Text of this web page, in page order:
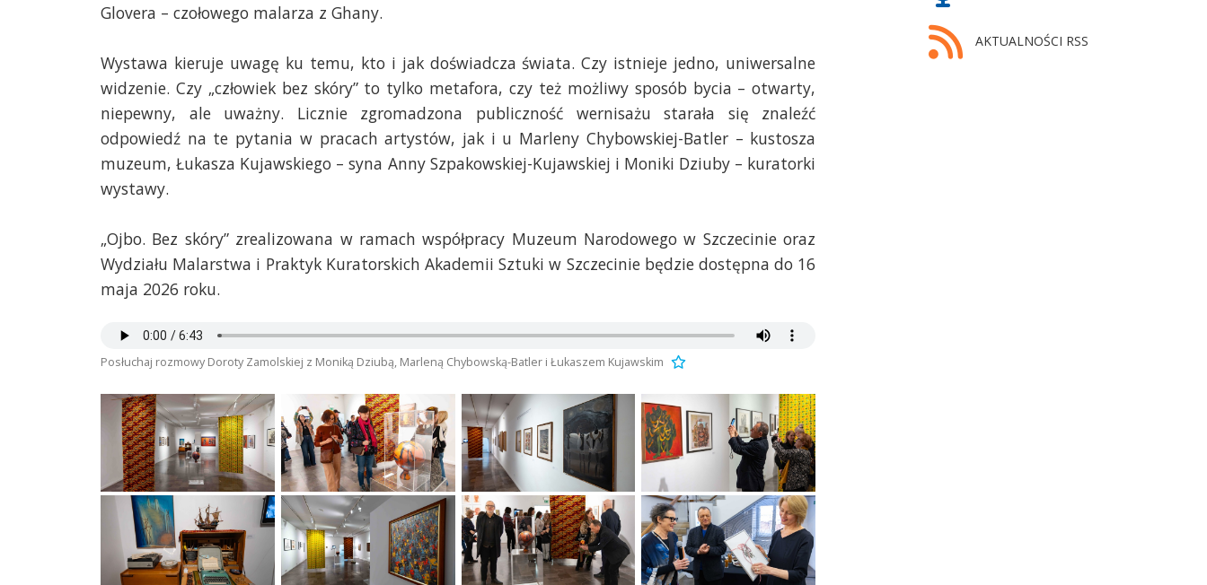
Glovera – czołowego malarza z Ghany.
Wystawa kieruje uwagę ku temu, kto i jak doświadcza świata. Czy istnieje jedno, uniwersalne
widzenie. Czy „człowiek bez skóry” to tylko metafora, czy też możliwy sposób bycia – otwarty,
niepewny, ale uważny. Licznie zgromadzona publiczność wernisażu starała się znaleźć
odpowiedź na te pytania w pracach artystów, jak i u Marleny Chybowskiej-Batler – kustosza
muzeum, Łukasza Kujawskiego – syna Anny Szpakowskiej-Kujawskiej i Moniki Dziuby – kuratorki
wystawy.
„Ojbo. Bez skóry” zrealizowana w ramach współpracy Muzeum Narodowego w Szczecinie oraz
Wydziału Malarstwa i Praktyk Kuratorskich Akademii Sztuki w Szczecinie będzie dostępna do 16
maja 2026 roku.
Posłuchaj rozmowy Doroty Zamolskiej z Moniką Dziubą, Marleną Chybowską-Batler i Łukaszem Kujawskim
AKTUALNOŚCI RSS